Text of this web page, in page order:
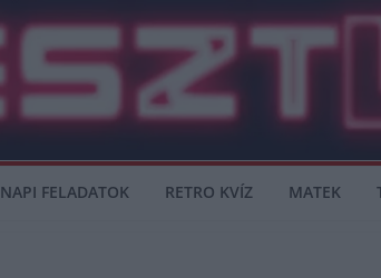
NAPI FELADATOK RETRO KVÍZ MATEK